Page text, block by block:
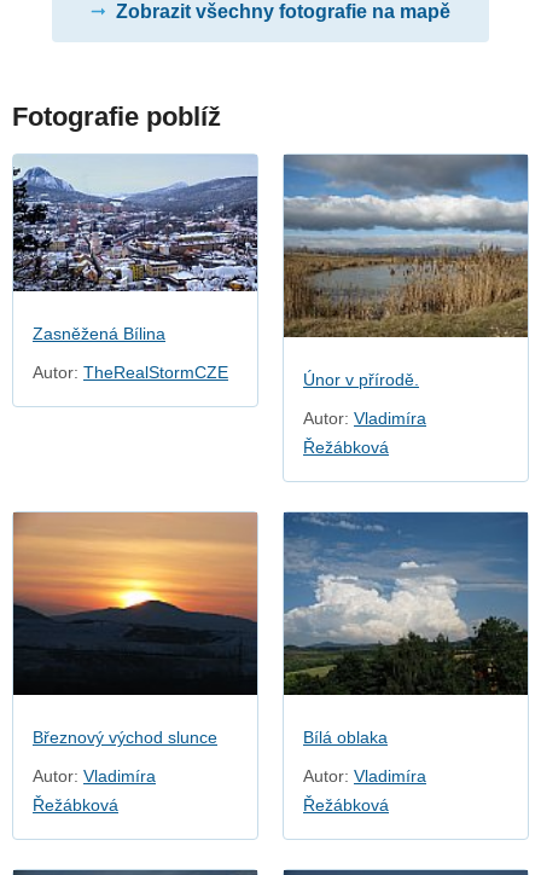
Zobrazit všechny fotografie na mapě
Fotografie poblíž
Zasněžená Bílina
Autor: TheRealStormCZE
Únor v přírodě.
Autor: Vladimíra
Řežábková
Březnový východ slunce
Autor: Vladimíra
Řežábková
Bílá oblaka
Autor: Vladimíra
Řežábková